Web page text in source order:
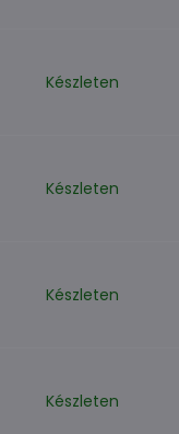
Készleten
Készleten
Készleten
Készleten